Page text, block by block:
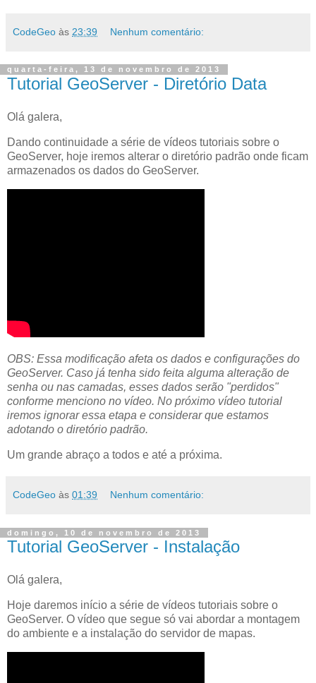
CodeGeo às 23:39 Nenhum comentário:
quarta-feira, 13 de novembro de 2013
Tutorial GeoServer - Diretório Data
Olá galera,
Dando continuidade a série de vídeos tutoriais sobre o
GeoServer, hoje iremos alterar o diretório padrão onde ficam
armazenados os dados do GeoServer.
OBS: Essa modificação afeta os dados e configurações do
GeoServer. Caso já tenha sido feita alguma alteração de
senha ou nas camadas, esses dados serão "perdidos"
conforme menciono no vídeo. No próximo vídeo tutorial
iremos ignorar essa etapa e considerar que estamos
adotando o diretório padrão.
Um grande abraço a todos e até a próxima.
CodeGeo às 01:39 Nenhum comentário:
domingo, 10 de novembro de 2013
Tutorial GeoServer - Instalação
Olá galera,
Hoje daremos início a série de vídeos tutoriais sobre o
GeoServer. O vídeo que segue só vai abordar a montagem
do ambiente e a instalação do servidor de mapas.